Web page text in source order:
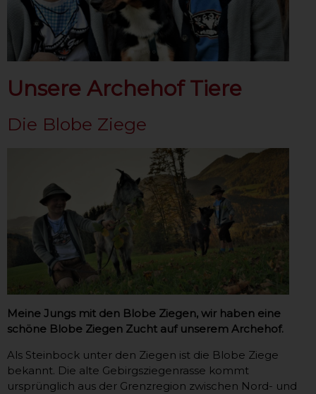
Unsere Archehof Tiere
Die Blobe Ziege
Meine Jungs mit den Blobe Ziegen, wir haben eine
schöne Blobe Ziegen Zucht auf unserem Archehof.
Als Steinbock unter den Ziegen ist die Blobe Ziege
bekannt. Die alte Gebirgsziegenrasse kommt
ursprünglich aus der Grenzregion zwischen Nord- und